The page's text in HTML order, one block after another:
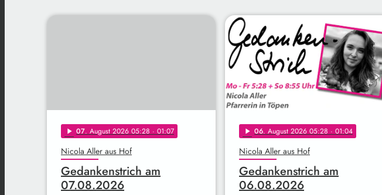
play_arrow 07. August 2026 05:28 · 01:07
Nicola Aller aus Hof
Gedankenstrich am
07.08.2026
play_arrow 06. August 2026 05:28 · 01:04
Nicola Aller aus Hof
Gedankenstrich am
06.08.2026